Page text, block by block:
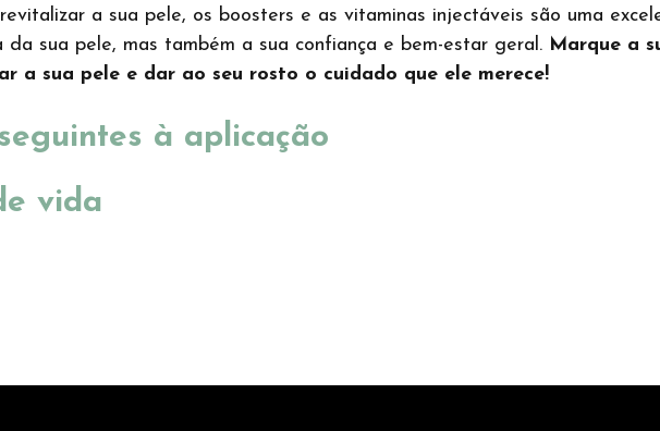
a sua pele, os boosters e as vitaminas injectáveis são uma
sua pele, mas também a sua confiança e bem-estar geral. Marque a
a sua pele e dar ao seu rosto o cuidado que ele merece!
à aplicação
vida